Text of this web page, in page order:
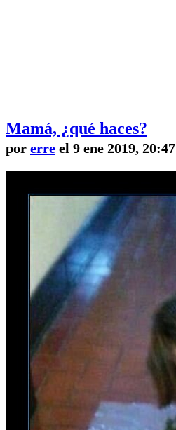
Mamá, ¿qué haces?
por erre el 9 ene 2019, 20:47